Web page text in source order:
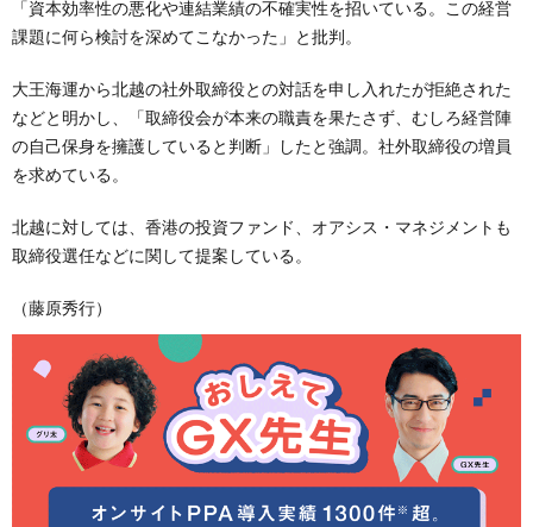
「資本効率性の悪化や連結業績の不確実性を招いている。この経営
課題に何ら検討を深めてこなかった」と批判。
大王海運から北越の社外取締役との対話を申し入れたが拒絶された
などと明かし、「取締役会が本来の職責を果たさず、むしろ経営陣
の自己保身を擁護していると判断」したと強調。社外取締役の増員
を求めている。
北越に対しては、香港の投資ファンド、オアシス・マネジメントも
取締役選任などに関して提案している。
（藤原秀行）